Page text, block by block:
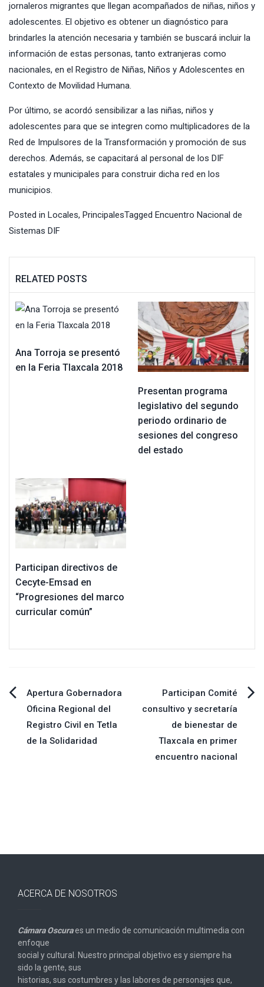
jornaleros migrantes que llegan acompañados de niñas, niños y
adolescentes. El objetivo es obtener un diagnóstico para
brindarles la atención necesaria y también se buscará incluir la
información de estas personas, tanto extranjeras como
nacionales, en el Registro de Niñas, Niños y Adolescentes en
Contexto de Movilidad Humana.
Por último, se acordó sensibilizar a las niñas, niños y
adolescentes para que se integren como multiplicadores de la
Red de Impulsores de la Transformación y promoción de sus
derechos. Además, se capacitará al personal de los DIF
estatales y municipales para construir dicha red en los
municipios.
Posted in Locales, PrincipalesTagged Encuentro Nacional de
Sistemas DIF
RELATED POSTS
Ana Torroja se presentó
en la Feria Tlaxcala 2018
Presentan programa
legislativo del segundo
periodo ordinario de
sesiones del congreso
del estado
Participan directivos de
Cecyte-Emsad en
“Progresiones del marco
curricular común”
Navegación
de
Apertura Gobernadora
Oficina Regional del
Registro Civil en Tetla
de la Solidaridad
Participan Comité
consultivo y secretaría
de bienestar de
Tlaxcala en primer
encuentro nacional
ACERCA DE NOSOTROS
Cámara Oscuraes un medio de comunicación multimedia con
enfoque
social y cultural. Nuestro principal objetivo es y siempre ha
sido la gente, sus
historias, sus costumbres y las labores de personajes que,